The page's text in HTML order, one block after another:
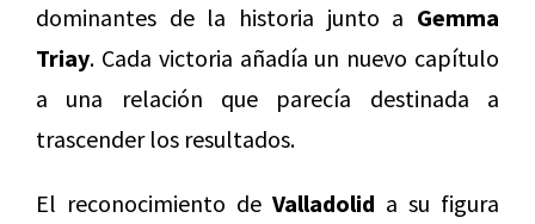
dominantes de la historia junto a Gemma
Triay. Cada victoria añadía un nuevo capítulo
a una relación que parecía destinada a
trascender los resultados.
El reconocimiento de Valladolid a su figura